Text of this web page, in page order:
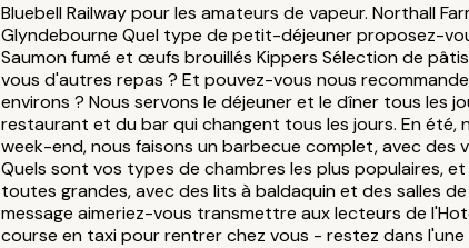
Bluebell Railway pour les amateurs de vapeur. Northall
Glyndebourne Quel type de petit-déjeuner proposez-
Saumon fumé et œufs brouillés Kippers Sélection de
vous d'autres repas ? Et pouvez-vous nous
environs ? Nous servons le déjeuner et le dîner tous les
restaurant et du bar qui changent tous les jours. En été,
week-end, nous faisons un barbecue complet, avec des
Quels sont vos types de chambres les plus populaires,
toutes grandes, avec des lits à baldaquin et des salles
message aimeriez-vous transmettre aux lecteurs de
course en taxi pour rentrer chez vous - restez dans